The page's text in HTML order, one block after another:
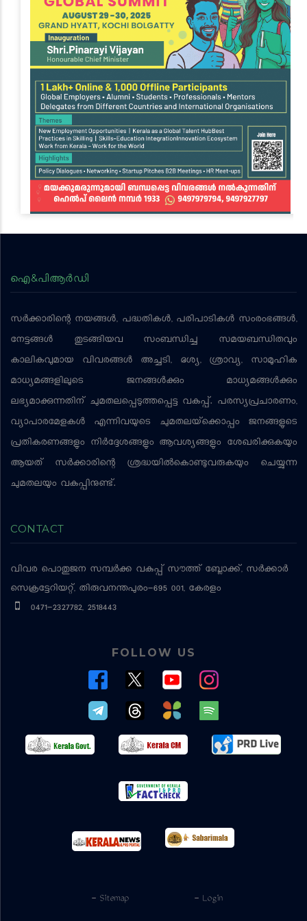
ഐ&പിആര്‍ഡി
സര്‍ക്കാരിന്റെ നയങ്ങള്‍, പദ്ധതികള്‍, പരിപാടികള്‍ സംരംഭങ്ങള്‍,
നേട്ടങ്ങള്‍ തുടങ്ങിയവ സംബന്ധിച്ച സമയബന്ധിതവും
കാലികവുമായ വിവരങ്ങള്‍ അച്ചടി, ദൃശ്യ, ശ്രാവ്യ, സാമൂഹിക
മാധ്യമങ്ങളിലൂടെ ജനങ്ങള്‍ക്കും മാധ്യമങ്ങള്‍ക്കും
ലഭ്യമാക്കുന്നതിന് ചുമതലപ്പെടുത്തപ്പെട്ട വകുപ്പ്. പരസ്യപ്രചാരണം,
വ്യാപാരമേളകള്‍ എന്നിവയുടെ ചുമതലയ്‌ക്കൊപ്പം ജനങ്ങളുടെ
പ്രതികരണങ്ങളും നിര്‍ദ്ദേശങ്ങളും ആവശ്യങ്ങളും ശേഖരിക്കുകയും
ആയത് സര്‍ക്കാരിന്റെ ശ്രദ്ധയില്‍കൊണ്ടുവരുകയും ചെയ്യുന്ന
ചുമതലയും വകുപ്പിനുണ്ട്.
CONTACT
വിവര പൊതുജന സമ്പര്‍ക്ക വകുപ്പ് സൗത്ത് ബ്ലോക്ക്, സര്‍ക്കാര്‍
സെക്രട്ടേറിയറ്റ്, തിരുവനന്തപുരം-695 001, കേരളം
0471-2327782, 2518443
FOLLOW US
- Login
- Sitemap